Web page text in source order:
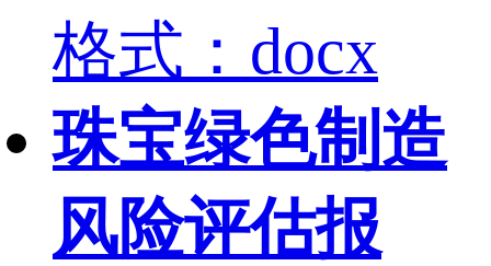
格式：docx
珠宝绿色制造
风险评估报